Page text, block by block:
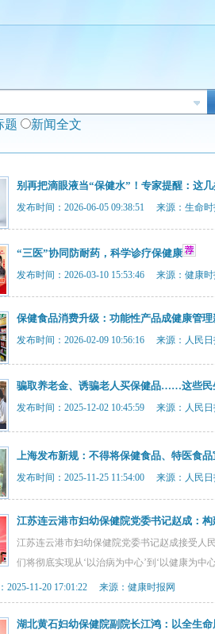
题 新闻全文
别再把滴眼液当“保健水”！专家提醒：这
发布时间：2026-06-05 09:38:51 来源：生命时
“三医”协同防耐药，科学诊疗保健康
发布时间：2026-03-10 15:53:46 来源：健康时
保健食品消费升级：功能性产品成健康管理
发布时间：2026-02-09 10:56:16 来源：人民
骗取养老金、诱骗老人买保健品……这些民
发布时间：2025-12-02 10:45:59 来源：人民
上海发布新规：不得将保健食品、特医食
发布时间：2025-11-25 11:54:00 来源：人民
江苏连云港市妇幼保健院党委书记赵成：
江苏连云港市妇幼保健院党委书记赵成接受人
们将彻底实现从‘以治病为中心’到‘以健康为中
2025-11-20 17:01:22 来源：健康时报网
湖北黄石妇幼保健院副院长江鸿：以全生